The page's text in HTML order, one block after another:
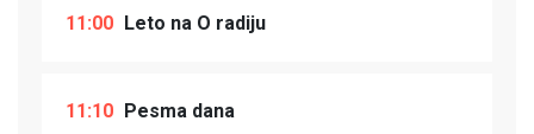
11:00 Leto na O radiju
11:10 Pesma dana